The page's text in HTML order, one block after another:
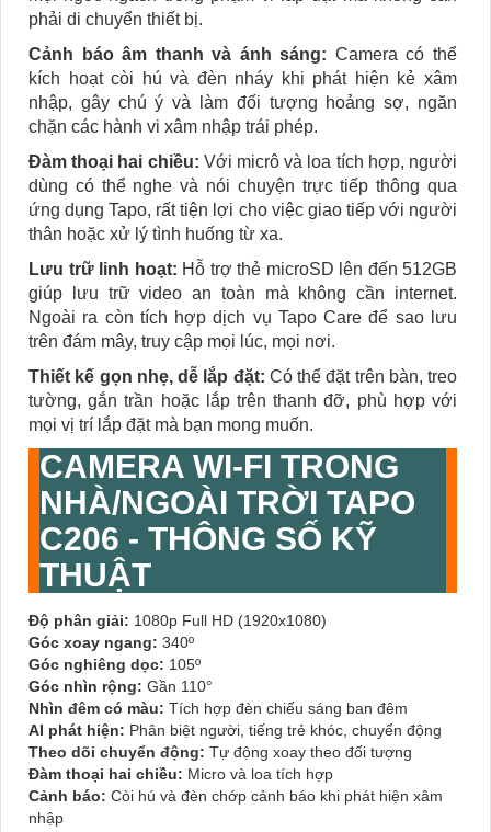
phải di chuyển thiết bị.
Cảnh báo âm thanh và ánh sáng: Camera có thể
kích hoạt còi hú và đèn nháy khi phát hiện kẻ xâm
nhập, gây chú ý và làm đối tượng hoảng sợ, ngăn
chặn các hành vi xâm nhập trái phép.
Đàm thoại hai chiều: Với micrô và loa tích hợp, người
dùng có thể nghe và nói chuyện trực tiếp thông qua
ứng dụng Tapo, rất tiện lợi cho việc giao tiếp với người
thân hoặc xử lý tình huống từ xa.
Lưu trữ linh hoạt: Hỗ trợ thẻ microSD lên đến 512GB
giúp lưu trữ video an toàn mà không cần internet.
Ngoài ra còn tích hợp dịch vụ Tapo Care để sao lưu
trên đám mây, truy cập mọi lúc, mọi nơi.
Thiết kế gọn nhẹ, dễ lắp đặt: Có thể đặt trên bàn, treo
tường, gắn trần hoặc lắp trên thanh đỡ, phù hợp với
mọi vị trí lắp đặt mà bạn mong muốn.
CAMERA WI-FI TRONG
NHÀ/NGOÀI TRỜI TAPO
C206 - THÔNG SỐ KỸ
THUẬT
Độ phân giải: 1080p Full HD (1920x1080)
Góc xoay ngang: 340º
Góc nghiêng dọc: 105º
Góc nhìn rộng: Gần 110°
Nhìn đêm có màu: Tích hợp đèn chiếu sáng ban đêm
AI phát hiện: Phân biệt người, tiếng trẻ khóc, chuyển động
Theo dõi chuyển động: Tự động xoay theo đối tượng
Đàm thoại hai chiều: Micro và loa tích hợp
Cảnh báo: Còi hú và đèn chớp cảnh báo khi phát hiện xâm
nhập